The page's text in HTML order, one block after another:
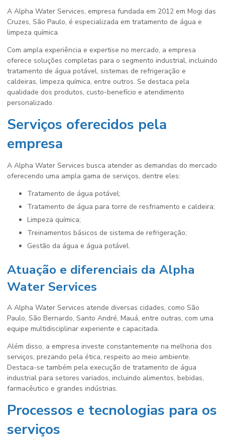
A Alpha Water Services, empresa fundada em 2012 em Mogi das
Cruzes, São Paulo, é especializada em tratamento de água e
limpeza química.
Com ampla experiência e expertise no mercado, a empresa
oferece soluções completas para o segmento industrial, incluindo
tratamento de água potável, sistemas de refrigeração e
caldeiras, limpeza química, entre outros. Se destaca pela
qualidade dos produtos, custo-benefício e atendimento
personalizado.
Serviços oferecidos pela
empresa
A Alpha Water Services busca atender as demandas do mercado
oferecendo uma ampla gama de serviços, dentre eles:
Tratamento de água potável;
Tratamento de água para torre de resfriamento e caldeira;
Limpeza química;
Treinamentos básicos de sistema de refrigeração;
Gestão da água e água potável.
Atuação e diferenciais da Alpha
Water Services
A Alpha Water Services atende diversas cidades, como São
Paulo, São Bernardo, Santo André, Mauá, entre outras, com uma
equipe multidisciplinar experiente e capacitada.
Além disso, a empresa investe constantemente na melhoria dos
serviços, prezando pela ética, respeito ao meio ambiente.
Destaca-se também pela execução de tratamento de água
industrial para setores variados, incluindo alimentos, bebidas,
farmacêutico e grandes indústrias.
Processos e tecnologias para os
serviços